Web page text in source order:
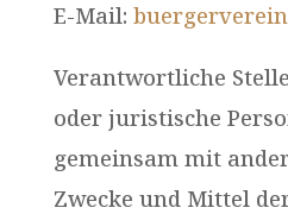
E-Mail:
Verantwortliche
oder juristische
gemeinsam mit
Zwecke und Mittel